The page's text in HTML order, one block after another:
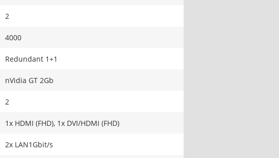
2
4000
Redundant 1+1
nVidia GT 2Gb
2
1x HDMI (FHD), 1x DVI/HDMI (FHD)
2x LAN1Gbit/s